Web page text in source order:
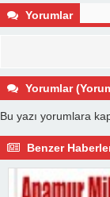
Yorumlar
Yorumlar
Bu yazı yorumlara
Benzer